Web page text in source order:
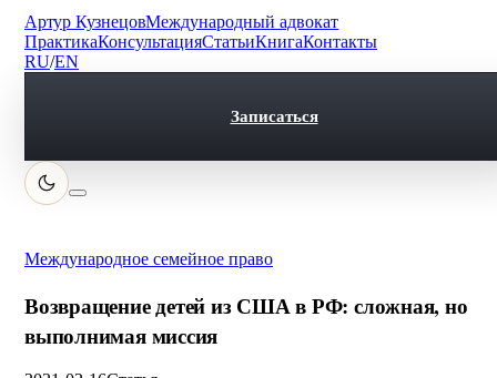
Артур КузнецовМеждународный адвокат
ПрактикаКонсультацияСтатьиКнигаКонтакты
RU/EN
Записаться
Международное семейное право
Возвращение детей из США в РФ: сложная, но
выполнимая миссия